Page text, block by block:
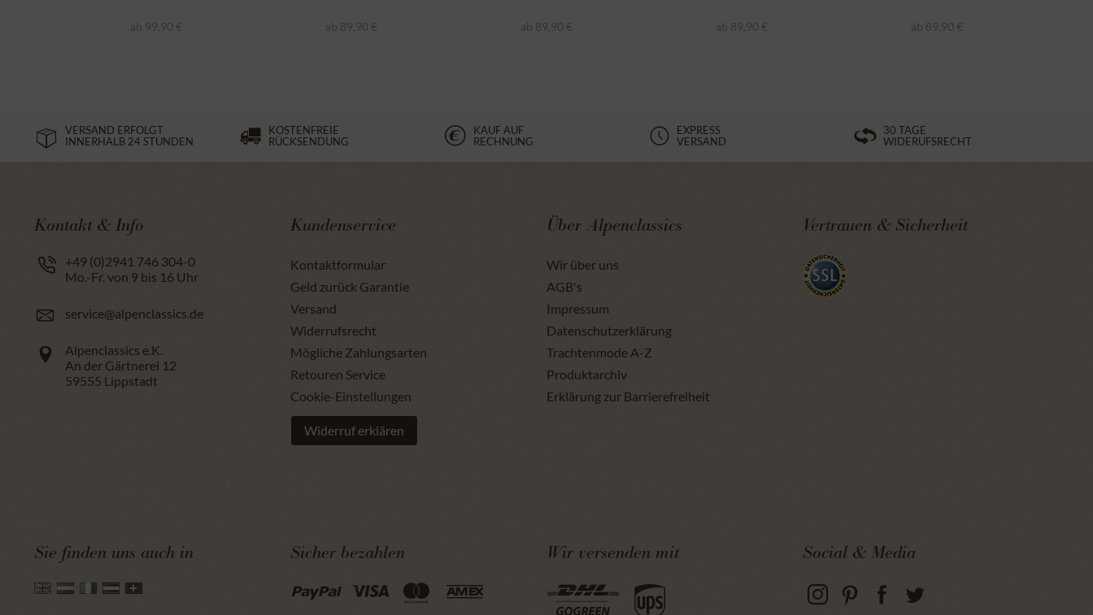
ab 99,90 € ab 89,90 € ab 89,90 € ab 89,90 € ab 89,90 €
VERSAND ERFOLGT
INNERHALB 24 STUNDEN
KOSTENFREIE
RÜCKSENDUNG
KAUF AUF
RECHNUNG
EXPRESS
VERSAND
30 TAGE
WIDERUFSRECHT
Kontakt & Info
+49 (0)2941 746 304-0
Mo.-Fr. von 9 bis 16 Uhr
service@alpenclassics.de
Alpenclassics e.K.
An der Gärtnerei 12
59555 Lippstadt
Kundenservice
Kontaktformular
Geld zurück Garantie
Versand
Widerrufsrecht
Mögliche Zahlungsarten
Retouren Service
Cookie-Einstellungen
Widerruf erklären
Über Alpenclassics
Wir über uns
AGB's
Impressum
Datenschutzerklärung
Trachtenmode A-Z
Produktarchiv
Erklärung zur Barrierefreiheit
Vertrauen & Sicherheit
Sie finden uns auch in Sicher bezahlen Wir versenden mit Social & Media